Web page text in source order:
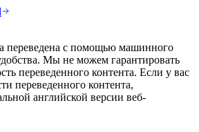
и операции с живыми играми
мобильных пользователей
и D2C
в онлайн-опыт
впечатления в автомобиле
жизни
практикам
строительные блоки
по всему миру
лучшие практики
переведена с помощью машинного
Мы не можем гарантировать
переведенного контента. Если у вас
переведенного контента,
английской версии веб-